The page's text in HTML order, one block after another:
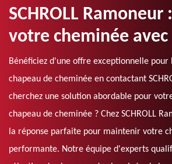
SCHROLL Ramoneur
votre cheminée
Bénéficiez d'une offre exceptionnelle
chapeau de cheminée en contactant
cherchez une solution abordable pour
chapeau de cheminée ? Chez SCHROLL
la réponse parfaite pour maintenir votre
performante. Notre équipe d'experts